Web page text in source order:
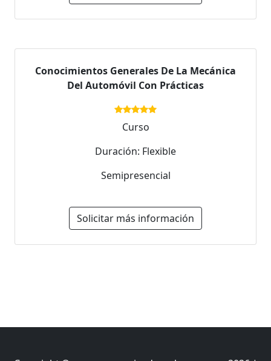
Conocimientos Generales De La Mecánica
Del Automóvil Con Prácticas
Curso
Duración: Flexible
Semipresencial
Solicitar más información